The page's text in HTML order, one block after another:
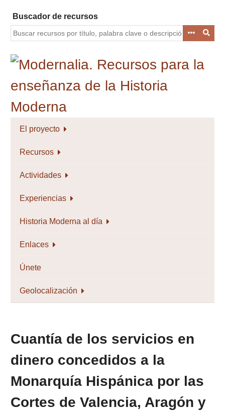
contenido
principal
Buscador de recursos
El proyecto
Recursos
Actividades
Experiencias
Historia Moderna al día
Enlaces
Únete
Geolocalización
Cuantía de los servicios en
dinero concedidos a la
Monarquía Hispánica por las
Cortes de Valencia, Aragón y